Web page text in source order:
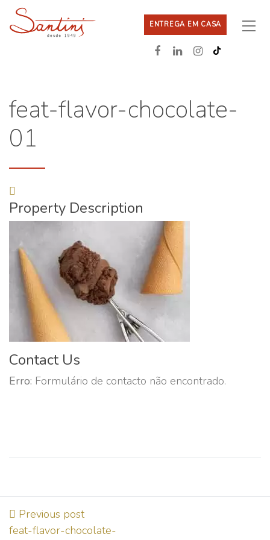
ENTREGA EM CASA
feat-flavor-chocolate-
01
Property Description
Contact Us
Erro: Formulário de contacto não encontrado.
Previous post
feat-flavor-chocolate-